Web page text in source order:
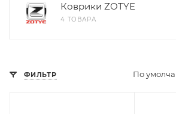
Коврики ZOTYE
4 ТОВАРА
ФИЛЬТР По